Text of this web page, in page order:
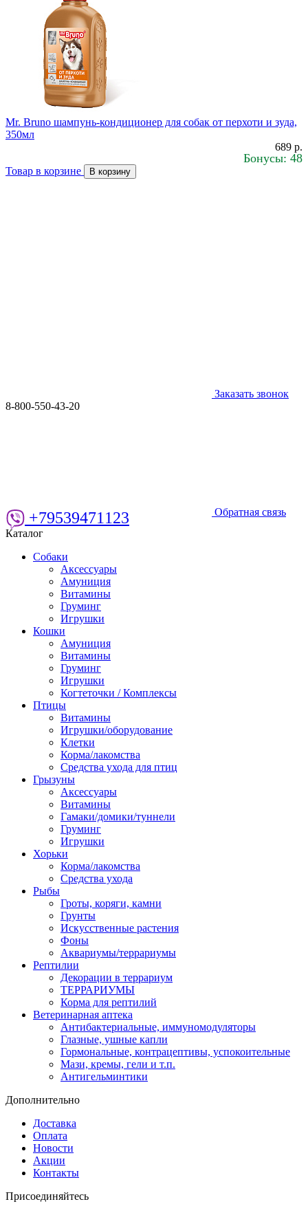
Mr. Bruno шампунь-кондиционер для собак от перхоти и зуда,
350мл
689 р.
Бонусы: 48
Товар в корзине В корзину
Заказать звонок
8-800-550-43-20
Обратная связь
+79539471123
Каталог
Собаки
Аксессуары
Амуниция
Витамины
Груминг
Игрушки
Кошки
Амуниция
Витамины
Груминг
Игрушки
Когтеточки / Комплексы
Птицы
Витамины
Игрушки/оборудование
Клетки
Корма/лакомства
Средства ухода для птиц
Грызуны
Аксессуары
Витамины
Гамаки/домики/туннели
Груминг
Игрушки
Хорьки
Корма/лакомства
Средства ухода
Рыбы
Гроты, коряги, камни
Грунты
Искусственные растения
Фоны
Аквариумы/террариумы
Рептилии
Декорации в террариум
ТЕРРАРИУМЫ
Корма для рептилий
Ветеринарная аптека
Антибактериальные, иммуномодуляторы
Глазные, ушные капли
Гормональные, контрацептивы, успокоительные
Мази, кремы, гели и т.п.
Антигельминтики
Дополнительно
Доставка
Оплата
Новости
Акции
Контакты
Присоединяйтесь